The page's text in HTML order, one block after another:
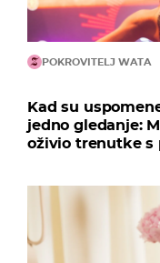
POKROVITELJ WATA
Kad su
jedno gledanje:
oživio trenutke s